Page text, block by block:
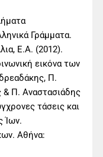
Γράμματα.
Ε.Α. (2012).
εικόνα των
Π.
& Π. Αναστασιάδης
τάσεις και
Ίων.
Αθήνα: